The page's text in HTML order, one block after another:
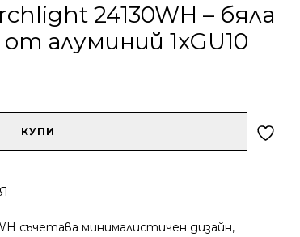
24130WH – бяла
алуминий 1xGU10
КУПИ
съчетава минималистичен дизайн,